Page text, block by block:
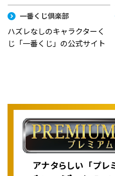
一番くじ倶楽部
ハズレなしのキャラクターく
じ「一番くじ」の公式サイト